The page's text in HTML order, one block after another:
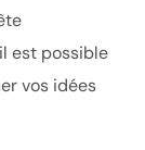
est possible
vos idées